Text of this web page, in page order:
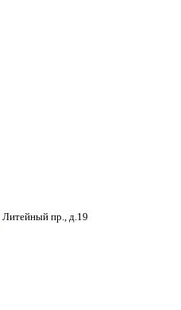
Литейный пр., д.19